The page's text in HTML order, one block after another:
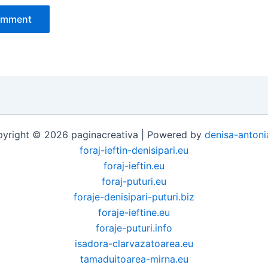
© 2026 paginacreativa | Powered by denisa-
foraj-ieftin-denisipari.eu
foraj-ieftin.eu
foraj-puturi.eu
foraje-denisipari-puturi.biz
foraje-ieftine.eu
foraje-puturi.info
isadora-clarvazatoarea.eu
tamaduitoarea-mirna.eu